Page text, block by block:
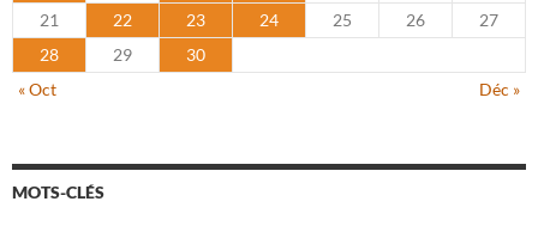
21
22 23 24 25 26
27
28
29
30
« Oct
Déc »
MOTS-CLÉS